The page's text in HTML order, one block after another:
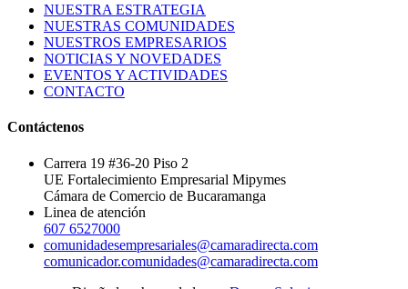
NUESTRA ESTRATEGIA
NUESTRAS COMUNIDADES
NUESTROS EMPRESARIOS
NOTICIAS Y NOVEDADES
EVENTOS Y ACTIVIDADES
CONTACTO
Contáctenos
Carrera 19 #36-20 Piso 2
UE Fortalecimiento Empresarial Mipymes
Cámara de Comercio de Bucaramanga
Linea de atención
607 6527000
comunidadesempresariales@camaradirecta.com
comunicador.comunidades@camaradirecta.com